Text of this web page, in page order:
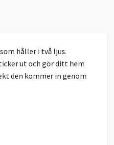
håller i två ljus.
ut och gör ditt hem
den kommer in genom